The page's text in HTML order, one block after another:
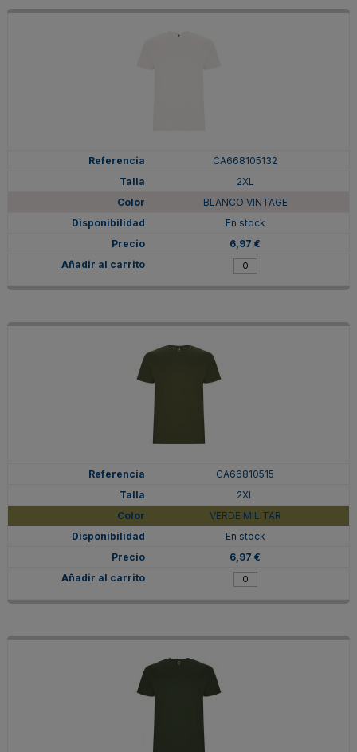
CA668105132
2XL
BLANCO VINTAGE
En stock
6,97 €
CA66810515
2XL
VERDE MILITAR
En stock
6,97 €